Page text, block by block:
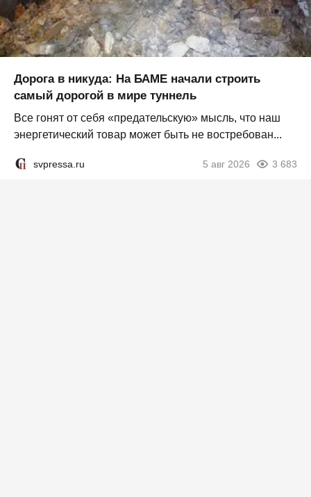
Дорога в никуда: На БАМЕ начали строить
самый дорогой в мире туннель
Все гонят от себя «предательскую» мысль, что наш
энергетический товар может быть не востребован...
svpressa.ru 5 авг 2026 3 683